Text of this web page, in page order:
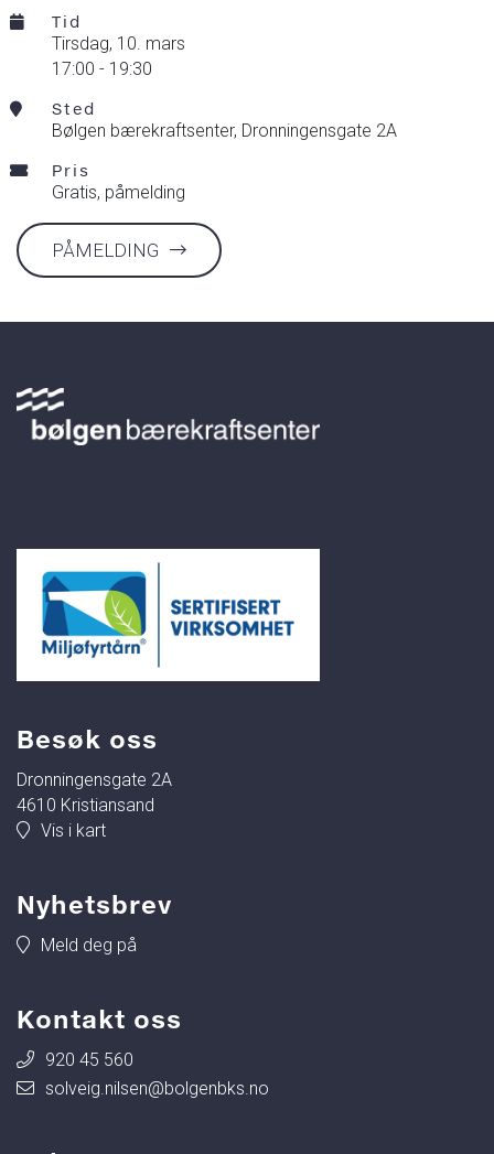
Tid
tirsdag, 10. mars
17:00 - 19:30
Sted
Bølgen bærekraftsenter, Dronningensgate 2A
Pris
Gratis, påmelding
PÅMELDING
Besøk oss
Dronningensgate 2A
4610 Kristiansand
Vis i kart
Nyhetsbrev
Meld deg på
Kontakt oss
920 45 560
solveig.nilsen@bolgenbks.no